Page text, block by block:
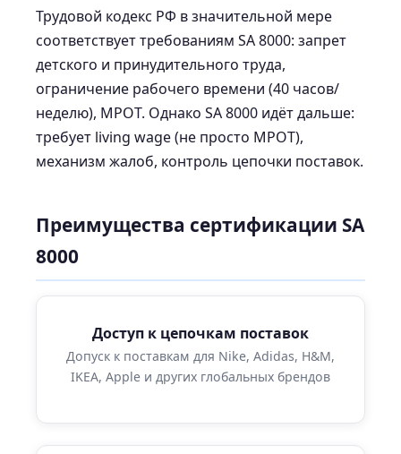
Трудовой кодекс РФ в значительной мере
соответствует требованиям SA 8000: запрет
детского и принудительного труда,
ограничение рабочего времени (40 часов/
неделю), МРОТ. Однако SA 8000 идёт дальше:
требует living wage (не просто МРОТ),
механизм жалоб, контроль цепочки поставок.
Преимущества сертификации SA
8000
Доступ к цепочкам поставок
Допуск к поставкам для Nike, Adidas, H&M,
IKEA, Apple и других глобальных брендов